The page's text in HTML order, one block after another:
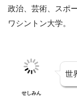
政治、芸術、スポ
ワシントン大学。
せしみん
世